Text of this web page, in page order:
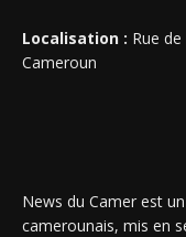
Localisation : Rue
Cameroun
News du Camer est
camerounais, mis en